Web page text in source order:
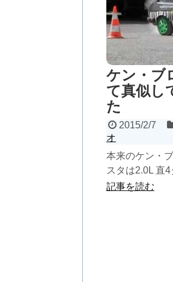
ケン・ブ
て真似し
た
2015/2/7
オ
本来のケン・
スタは2.0L 直
大トルク
記事を読む